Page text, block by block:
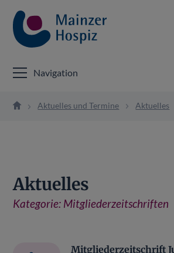
Navigation
Aktuelles und Termine Aktuelles
Aktuelles
Kategorie: Mitgliederzeitschriften
Mitgliederzeitschrift